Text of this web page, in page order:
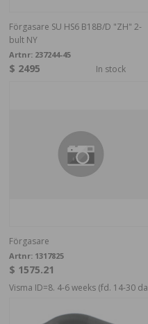
Förgasare SU HS6 B18B/D "ZH" 2-
bult NY
Artnr: 237244-45
$ 2495 In stock
Förgasare
Artnr: 1317825
$ 1575.21
Visma ID=8. 4-6 weeks (fd. 14-30 da